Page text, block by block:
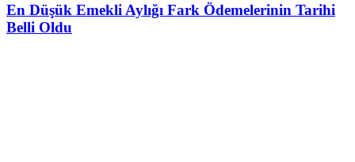
En Düşük Emekli Aylığı Fark Ödemelerinin Tarihi
Belli Oldu